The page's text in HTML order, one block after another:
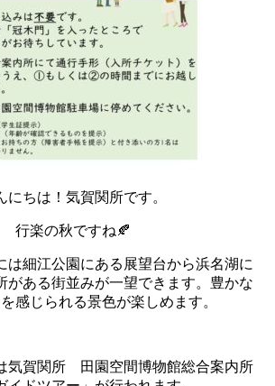
にちは！気賀関所です。
行楽の秋ですね🍂
は細江公園にある展望台から浜名湖に
がある街並みが一望できます。豊かな
感じられる景色が楽しめます。
気賀関所 田園空間博物館総合案内所